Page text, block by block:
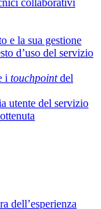
e la sua gestione
d’uso del servizio
i touchpointdel
utente del servizio
dell’esperienza